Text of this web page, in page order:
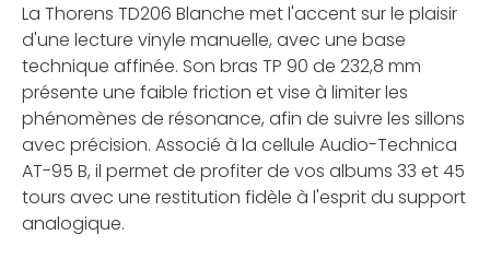
La Thorens TD206 Blanche met l'accent sur le plaisir
d'une lecture vinyle manuelle, avec une base
technique affinée. Son bras TP 90 de 232,8 mm
présente une faible friction et vise à limiter les
phénomènes de résonance, afin de suivre les sillons
avec précision. Associé à la cellule Audio-Technica
AT-95 B, il permet de profiter de vos albums 33 et 45
tours avec une restitution fidèle à l'esprit du support
analogique.